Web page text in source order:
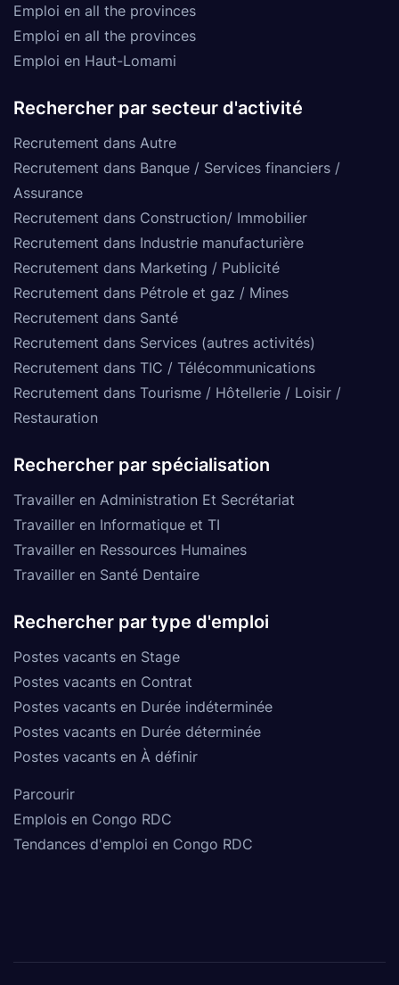
Emploi en all the provinces
Emploi en all the provinces
Emploi en Haut-Lomami
Rechercher par secteur d'activité
Recrutement dans Autre
Recrutement dans Banque / Services financiers /
Assurance
Recrutement dans Construction/ Immobilier
Recrutement dans Industrie manufacturière
Recrutement dans Marketing / Publicité
Recrutement dans Pétrole et gaz / Mines
Recrutement dans Santé
Recrutement dans Services (autres activités)
Recrutement dans TIC / Télécommunications
Recrutement dans Tourisme / Hôtellerie / Loisir /
Restauration
Rechercher par spécialisation
Travailler en Administration Et Secrétariat
Travailler en Informatique et TI
Travailler en Ressources Humaines
Travailler en Santé Dentaire
Rechercher par type d'emploi
Postes vacants en Stage
Postes vacants en Contrat
Postes vacants en Durée indéterminée
Postes vacants en Durée déterminée
Postes vacants en À définir
Parcourir
Emplois en Congo RDC
Tendances d'emploi en Congo RDC